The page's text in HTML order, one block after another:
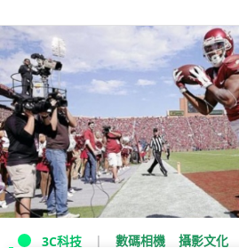
3C科技 數碼相機 攝影文化